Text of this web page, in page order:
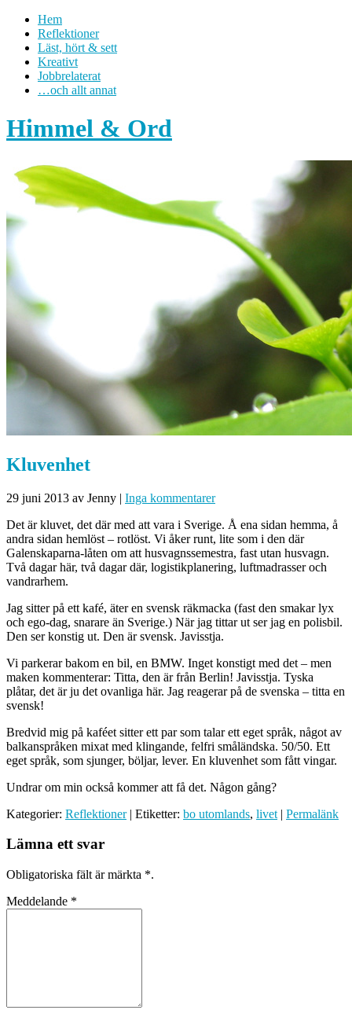
Hem
Reflektioner
Läst, hört & sett
Kreativt
Jobbrelaterat
…och allt annat
Himmel & Ord
Kluvenhet
29 juni 2013 av Jenny | Inga kommentarer
Det är kluvet, det där med att vara i Sverige. Å ena sidan hemma, å
andra sidan hemlöst – rotlöst. Vi åker runt, lite som i den där
Galenskaparna-låten om att husvagnssemestra, fast utan husvagn.
Två dagar här, två dagar där, logistikplanering, luftmadrasser och
vandrarhem.
Jag sitter på ett kafé, äter en svensk räkmacka (fast den smakar lyx
och ego-dag, snarare än Sverige.) När jag tittar ut ser jag en polisbil.
Den ser konstig ut. Den är svensk. Javisstja.
Vi parkerar bakom en bil, en BMW. Inget konstigt med det – men
maken kommenterar: Titta, den är från Berlin! Javisstja. Tyska
plåtar, det är ju det ovanliga här. Jag reagerar på de svenska – titta en
svensk!
Bredvid mig på kaféet sitter ett par som talar ett eget språk, något av
balkanspråken mixat med klingande, felfri småländska. 50/50. Ett
eget språk, som sjunger, böljar, lever. En kluvenhet som fått vingar.
Undrar om min också kommer att få det. Någon gång?
Kategorier: Reflektioner| Etiketter: bo utomlands, livet | Permalänk
Lämna ett svar
Obligatoriska fält är märkta *.
Meddelande *